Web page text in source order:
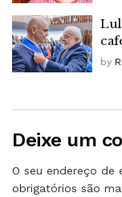
by
Deixe um
O seu endereço de
obrigatórios são